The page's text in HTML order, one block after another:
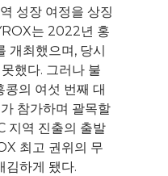
성장 여정을 상징
는 2022년 홍
개최했으며, 당시
했다. 그러나 불
의 여섯 번째 대
참가하며 괄목할
지역 진출의 출발
최고 권위의 무
김하게 됐다.